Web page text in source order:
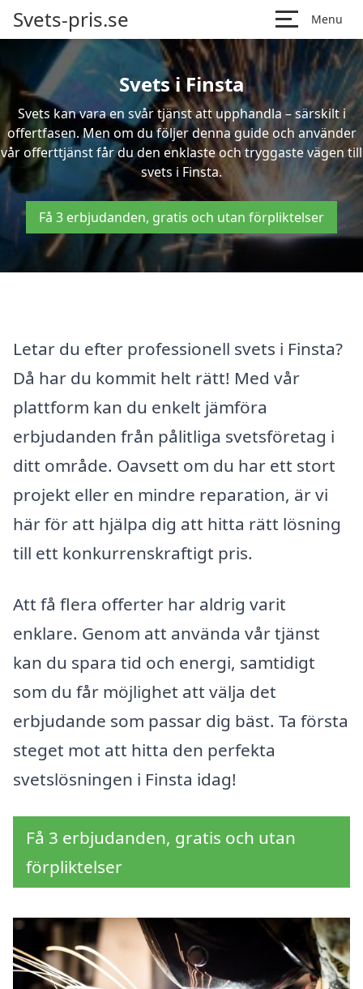
Svets-pris.se Menu
Svets i Finsta
Svets kan vara en svår tjänst att upphandla – särskilt i
offertfasen. Men om du följer denna guide och använder
vår offerttjänst får du den enklaste och tryggaste vägen till
svets i Finsta.
Få 3 erbjudanden, gratis och utan förpliktelser
Letar du efter professionell svets i Finsta?
Då har du kommit helt rätt! Med vår
plattform kan du enkelt jämföra
erbjudanden från pålitliga svetsföretag i
ditt område. Oavsett om du har ett stort
projekt eller en mindre reparation, är vi
här för att hjälpa dig att hitta rätt lösning
till ett konkurrenskraftigt pris.
Att få flera offerter har aldrig varit
enklare. Genom att använda vår tjänst
kan du spara tid och energi, samtidigt
som du får möjlighet att välja det
erbjudande som passar dig bäst. Ta första
steget mot att hitta den perfekta
svetslösningen i Finsta idag!
Få 3 erbjudanden, gratis och utan
förpliktelser